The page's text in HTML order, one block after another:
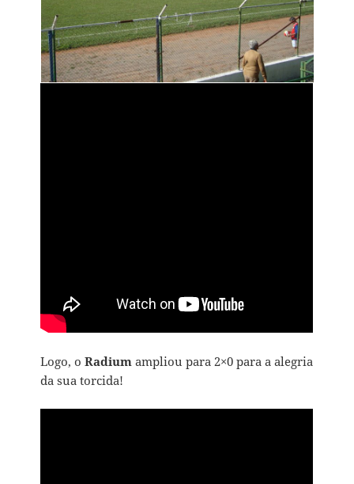
Logo, oRadium ampliou para 2×0 para a alegria
da sua torcida!